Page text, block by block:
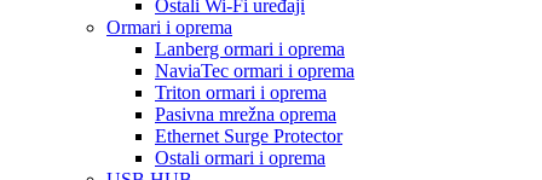
Ostali Wi-Fi uređaji
Ormari i oprema
Lanberg ormari i oprema
NaviaTec ormari i oprema
Triton ormari i oprema
Pasivna mrežna oprema
Ethernet Surge Protector
Ostali ormari i oprema